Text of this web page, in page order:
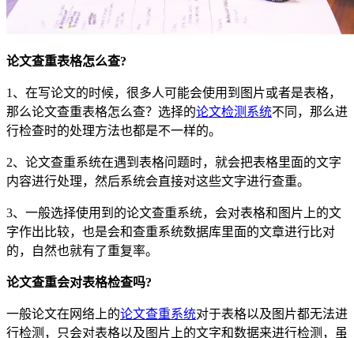
论文查重表格怎么查?
1、在写论文的时候，很多人可能会使用到图片或者是表格，
那么论文查重表格怎么查？选择的论文检测系统不同，那么进
行检查时的处理方法也都是不一样的。
2、论文查重系统在遇到表格问题时，就会把表格里面的文字
内容进行处理，然后系统会直接对这些文字进行查重。
3、一般选择使用到的论文查重系统，会对表格和图片上的文
字作出比较，也是会和查重系统数据库里面的文章进行比对
的，自然也就有了重复率。
论文查重会对表格检查吗?
一般论文在网络上的论文查重系统对于表格以及图片都无法进
行检测，只会对表格以及图片上的文字和数据来进行检测，虽